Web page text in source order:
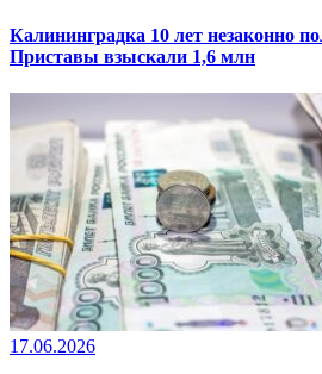
Калининградка 10 лет незаконно
Приставы взыскали 1,6 млн
17.06.2026